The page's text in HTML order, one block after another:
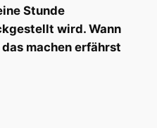
Stunde
wird. Wann
machen erfährst